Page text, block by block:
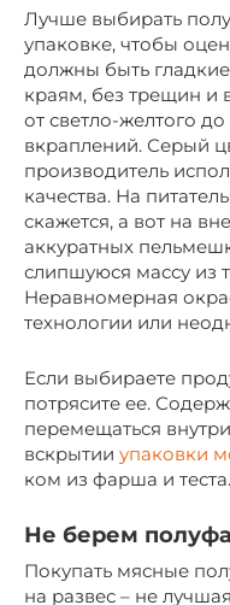
Лучше выбирать
упаковке, чтобы
должны быть
краям, без трещин и
от светло-желтого
вкраплений. Серый
производитель
качества. На
скажется, а вот на
аккуратных
слипшуюся массу из
Неравномерная
технологии или
Если выбираете
потрясите ее.
перемещаться
вскрытии упаковки
ком из фарша и теста.
Не берем
Покупать мясные
на развес – не